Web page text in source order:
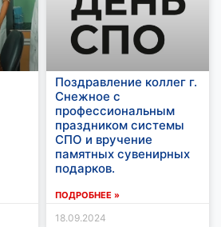
Поздравление коллег г.
Снежное с
профессиональным
праздником системы
СПО и вручение
памятных сувенирных
подарков.
ПОДРОБНЕЕ »
18.09.2024